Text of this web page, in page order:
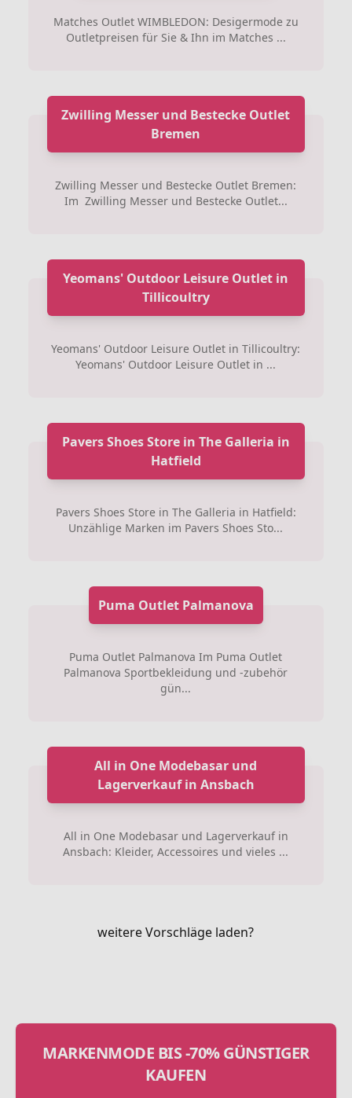
Matches Outlet WIMBLEDON: Desigermode zu
Outletpreisen für Sie & Ihn im Matches ...
Zwilling Messer und Bestecke Outlet
Bremen
Zwilling Messer und Bestecke Outlet Bremen:
Im Zwilling Messer und Bestecke Outlet...
Yeomans' Outdoor Leisure Outlet in
Tillicoultry
Yeomans' Outdoor Leisure Outlet in Tillicoultry:
Yeomans' Outdoor Leisure Outlet in ...
Pavers Shoes Store in The Galleria in
Hatfield
Pavers Shoes Store in The Galleria in Hatfield:
Unzählige Marken im Pavers Shoes Sto...
Puma Outlet Palmanova
Puma Outlet Palmanova Im Puma Outlet
Palmanova Sportbekleidung und -zubehör
gün...
All in One Modebasar und
Lagerverkauf in Ansbach
All in One Modebasar und Lagerverkauf in
Ansbach: Kleider, Accessoires und vieles ...
weitere Vorschläge laden?
MARKENMODE BIS -70% GÜNSTIGER
KAUFEN